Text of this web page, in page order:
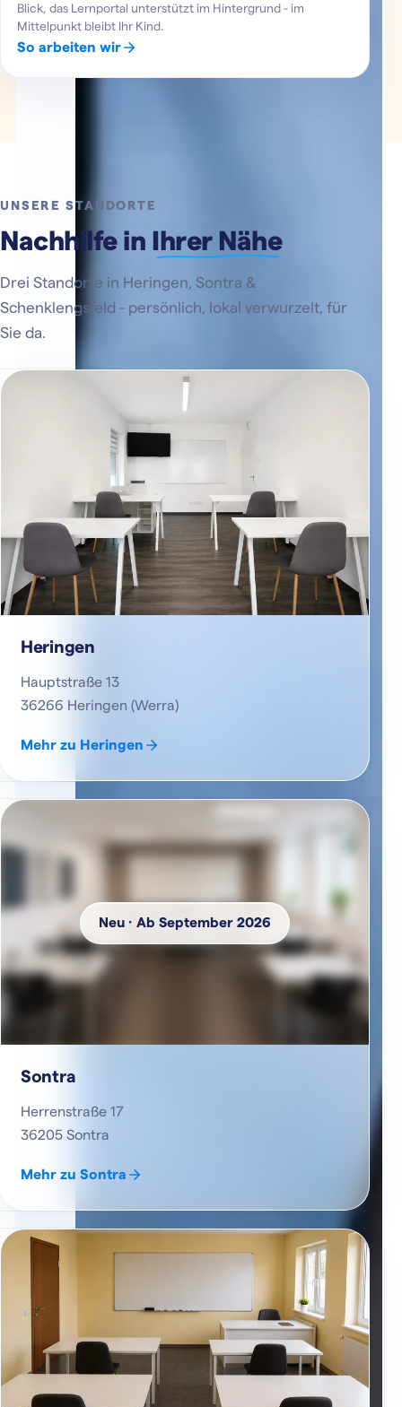
Blick, das Lernportal unterstützt im Hintergrund - im
Mittelpunkt bleibt Ihr Kind.
So arbeiten wir
UNSERE STANDORTE
Nachhilfe in Ihrer Nähe
Drei Standorte in Heringen, Sontra &
Schenklengsfeld - persönlich, lokal verwurzelt, für
Sie da.
Heringen
Hauptstraße 13
36266 Heringen (Werra)
Mehr zu Heringen
Neu · Ab September 2026
Sontra
Herrenstraße 17
36205 Sontra
Mehr zu Sontra